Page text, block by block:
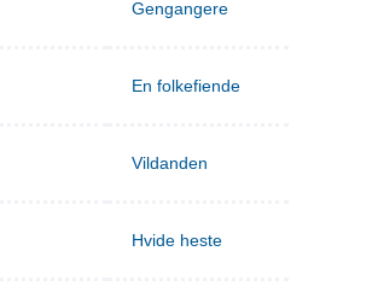
Gengangere
En folkefiende
Vildanden
Hvide heste